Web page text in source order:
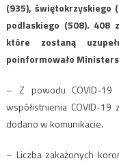
(935), świętokrzyskiego
podlaskiego (508). 408
które zostaną
poinformowało
– Z powodu COVID-
współistnienia COVID-
dodano w komunikacie.
– Liczba zakażonych